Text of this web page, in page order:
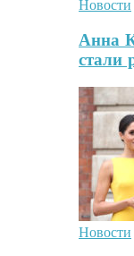
Новости
Анна
стали
Новости